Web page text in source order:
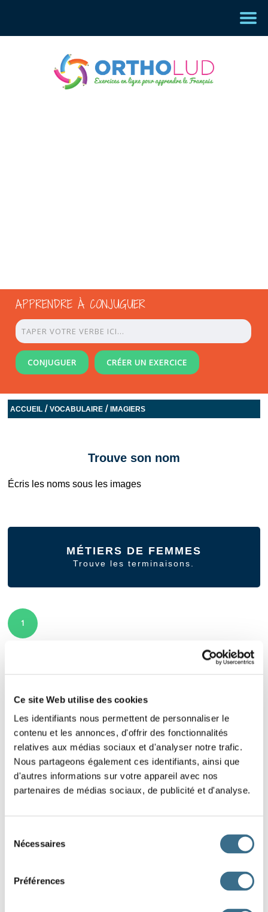
Ce site Web utilise des cookies
Les identifiants nous permettent de personnaliser le
contenu et les annonces, d'offrir des fonctionnalités
relatives aux médias sociaux et d'analyser notre trafic.
Nous partageons également ces identifiants, ainsi que
d'autres informations sur votre appareil avec nos
partenaires de médias sociaux, de publicité et d'analyse.
Nécessaires
Préférences
APPRENDRE À CONJUGUER
CONJUGUER CRÉER UN EXERCICE
ACCUEIL /VOCABULAIRE / IMAGIERS
Trouve son nom
Écris les noms sous les images
MÉTIERS DE FEMMES
Trouve les terminaisons.
1
1 2
1 2